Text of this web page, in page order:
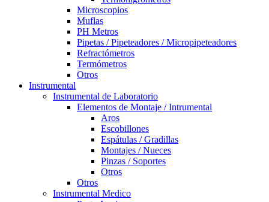
Microscopios
Muflas
PH Metros
Pipetas / Pipeteadores / Micropipeteadores
Refractómetros
Termómetros
Otros
Instrumental
Instrumental de Laboratorio
Elementos de Montaje / Intrumental
Aros
Escobillones
Espátulas / Gradillas
Montajes / Nueces
Pinzas / Soportes
Otros
Otros
Instrumental Medico